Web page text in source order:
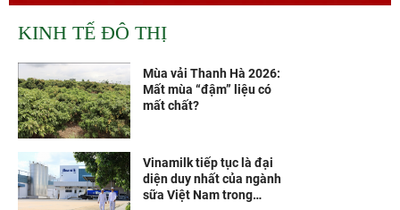
KINH TẾ ĐÔ THỊ
Mùa vải Thanh Hà 2026:
Mất mùa “đậm” liệu có
mất chất?
Vinamilk tiếp tục là đại
diện duy nhất của ngành
sữa Việt Nam trong